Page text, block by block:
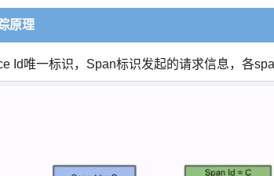
原理
Id唯一标识，Span标识发起的请求信息，各